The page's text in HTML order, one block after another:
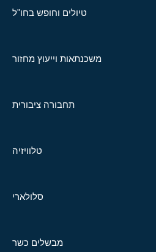
טיולים וחופש בחו"ל
משכנתאות וייעוץ מחזור
תחבורה ציבורית
טלוויזיה
סלולארי
מבשלים כשר